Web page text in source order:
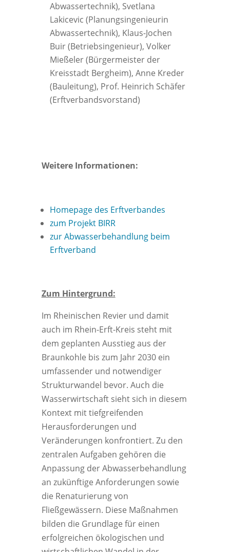
Abwassertechnik), Svetlana
Lakicevic (Planungsingenieurin
Abwassertechnik), Klaus-Jochen
Buir (Betriebsingenieur), Volker
Mießeler (Bürgermeister der
Kreisstadt Bergheim), Anne Kreder
(Bauleitung), Prof. Heinrich Schäfer
(Erftverbandsvorstand)
Weitere Informationen:
Homepage des Erftverbandes
zum Projekt BIRR
zur Abwasserbehandlung beim
Erftverband
Zum Hintergrund:
Im Rheinischen Revier und damit
auch im Rhein-Erft-Kreis steht mit
dem geplanten Ausstieg aus der
Braunkohle bis zum Jahr 2030 ein
umfassender und notwendiger
Strukturwandel bevor. Auch die
Wasserwirtschaft sieht sich in diesem
Kontext mit tiefgreifenden
Herausforderungen und
Veränderungen konfrontiert. Zu den
zentralen Aufgaben gehören die
Anpassung der Abwasserbehandlung
an zukünftige Anforderungen sowie
die Renaturierung von
Fließgewässern. Diese Maßnahmen
bilden die Grundlage für einen
erfolgreichen ökologischen und